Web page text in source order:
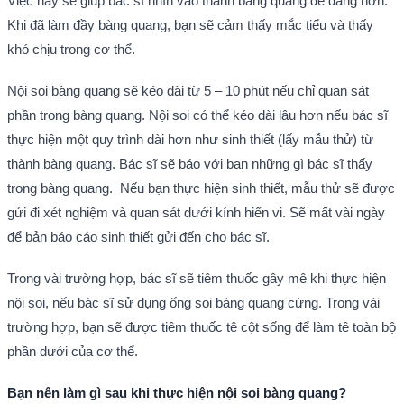
Khi đã làm đầy bàng quang, bạn sẽ cảm thấy mắc tiểu và thấy
khó chịu trong cơ thể.
Nội soi bàng quang sẽ kéo dài từ 5 – 10 phút nếu chỉ quan sát
phần trong bàng quang. Nội soi có thể kéo dài lâu hơn nếu bác sĩ
thực hiện một quy trình dài hơn như sinh thiết (lấy mẫu thử) từ
thành bàng quang. Bác sĩ sẽ báo với bạn những gì bác sĩ thấy
trong bàng quang. Nếu bạn thực hiện sinh thiết, mẫu thử sẽ được
gửi đi xét nghiệm và quan sát dưới kính hiển vi. Sẽ mất vài ngày
để bản báo cáo sinh thiết gửi đến cho bác sĩ.
Trong vài trường hợp, bác sĩ sẽ tiêm thuốc gây mê khi thực hiện
nội soi, nếu bác sĩ sử dụng ống soi bàng quang cứng. Trong vài
trường hợp, bạn sẽ được tiêm thuốc tê cột sống để làm tê toàn bộ
phần dưới của cơ thể.
Bạn nên làm gì sau khi thực hiện nội soi bàng quang?